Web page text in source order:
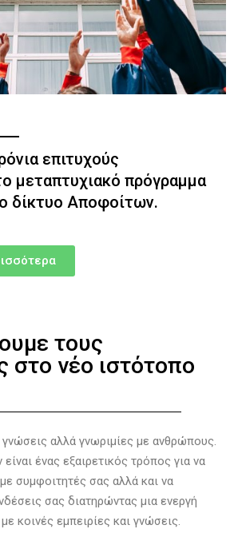
επιτυχούς
μεταπτυχιακό πρόγραμμα
δίκτυο Αποφοίτων.
τους
στο νέο ιστότοπο
αλλά γνωριμίες με ανθρώπους.
ένας εξαιρετικός τρόπος για να
συμφοιτητές σας αλλά και να
σας διατηρώντας μια ενεργή
κοινές εμπειρίες και γνώσεις.